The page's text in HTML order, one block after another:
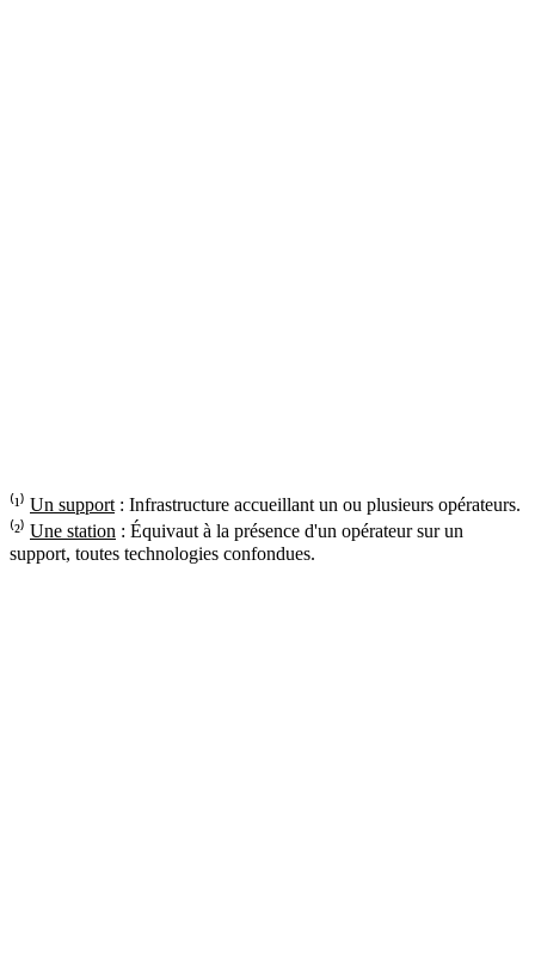
⁽¹⁾ Un support : Infrastructure accueillant un ou plusieurs opérateurs.
⁽²⁾ Une station : Équivaut à la présence d'un opérateur sur un
support, toutes technologies confondues.